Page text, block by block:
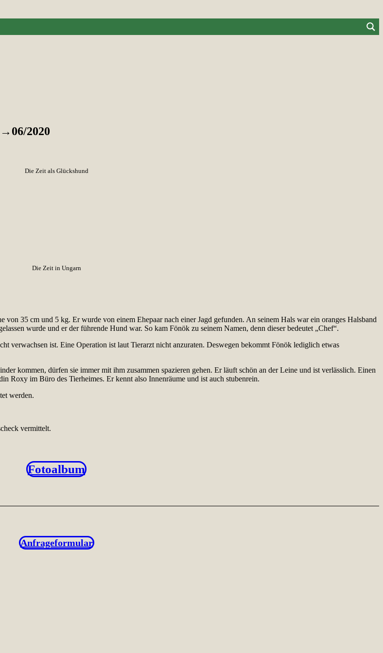
2020
Die Zeit als Glückshund
Die Zeit in Ungarn
35 cm und 5 kg. Er wurde von einem Ehepaar nach einer Jagd gefunden. An seinem Hals war ein oranges Halsband
wurde und er der führende Hund war. So kam Fönök zu seinem Namen, denn dieser bedeutet „Chef“.
verwachsen ist. Eine Operation ist laut Tierarzt nicht anzuraten. Deswegen bekommt Fönök lediglich etwas
kommen, dürfen sie immer mit ihm zusammen spazieren gehen. Er läuft schön an der Leine und ist verlässlich. Einen
Roxy im Büro des Tierheimes. Er kennt also Innenräume und ist auch stubenrein.
werden.
vermittelt.
Fotoalbum
Anfrageformular